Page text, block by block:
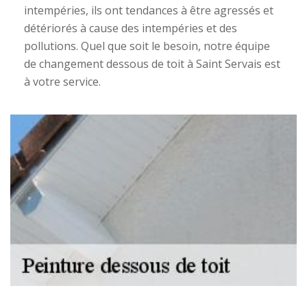
intempéries, ils ont tendances à être agressés et
détériorés à cause des intempéries et des
pollutions. Quel que soit le besoin, notre équipe
de changement dessous de toit à Saint Servais est
à votre service.